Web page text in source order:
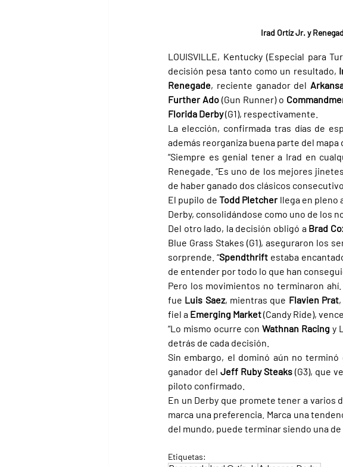
Irad Ortíz Jr. y
LOUISVILLE, Kentucky (Especial para
decisión pesa tanto como un resultado,
Renegade, reciente ganador del
Further Ado (Gun Runner) o
Florida Derby (G1), respectivamente.
La elección, confirmada tras días de
además reorganiza buena parte del mapa
“Siempre es genial tener a Irad en
Renegade. “Es uno de los mejores
de haber ganado dos clásicos
El pupilo de Todd Pletcher llega en pleno
Derby, consolidándose como uno de los
Del otro lado, la decisión obligó a Brad
Blue Grass Stakes (G1), aseguraron los
sorprende. “Spendthrift estaba
de entender por todo lo que han
Pero los movimientos no terminaron
fue Luis Saez, mientras que Flavien Prat
fiel a Emerging Market (Candy Ride),
“Lo mismo ocurre con Wathnan Racing y
detrás de cada decisión.
Sin embargo, el dominó aún no
ganador del Jeff Ruby Steaks (G3), que
piloto confirmado.
En un Derby que promete tener a
marca una preferencia. Marca una
del mundo, puede terminar siendo una
Etiquetas: